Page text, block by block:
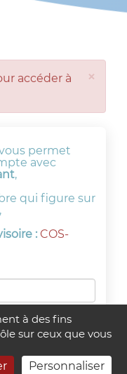
×
accéder à
permet
avec
,
qui figure sur
: COS-
à des fins
sur ceux que vous
Personnaliser